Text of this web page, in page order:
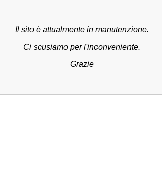
Il sito è attualmente in manutenzione.
Ci scusiamo per l'inconveniente.
Grazie